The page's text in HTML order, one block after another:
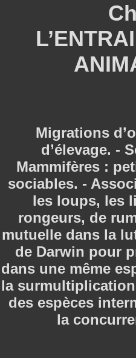
Migrations
d’élevage. -
Mammifères :
sociables. -
les loups, les
rongeurs, de
mutuelle dans la
de Darwin pour
dans une même
la
des espèces
la